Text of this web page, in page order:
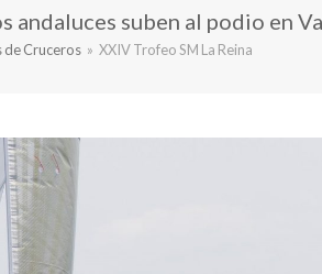
andaluces suben al podio en
de Cruceros » XXIV Trofeo SM La Reina